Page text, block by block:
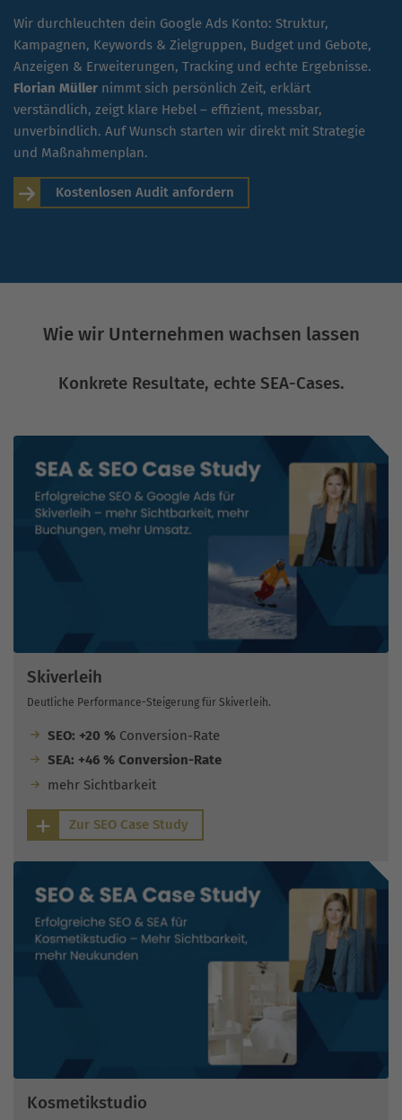
Wir durchleuchten dein Google Ads Konto: Struktur,
Kampagnen, Keywords & Zielgruppen, Budget und Gebote,
Anzeigen & Erweiterungen, Tracking und echte Ergebnisse.
Florian Müller nimmt sich persönlich Zeit, erklärt
verständlich, zeigt klare Hebel – effizient, messbar,
unverbindlich. Auf Wunsch starten wir direkt mit Strategie
und Maßnahmenplan.
Kostenlosen Audit anfordern
Wie wir Unternehmen wachsen lassen
Konkrete Resultate, echte SEA-Cases.
Skiverleih
Deutliche Performance-Steigerung für Skiverleih.
SEO: +20 % Conversion-Rate
SEA: +46 % Conversion-Rate
mehr Sichtbarkeit
Zur SEO Case Study
Kosmetikstudio